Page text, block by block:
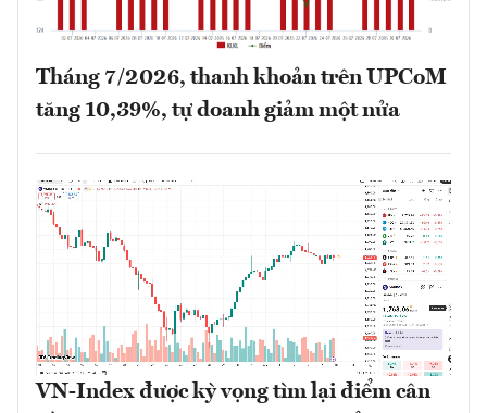
Tháng 7/2026, thanh khoản trên UPCoM
tăng 10,39%, tự doanh giảm một nửa
VN-Index được kỳ vọng tìm lại điểm cân